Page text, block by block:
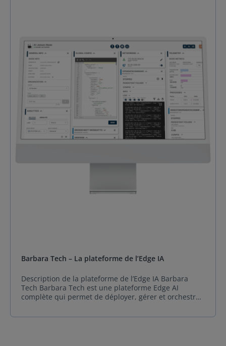
Barbara Tech – La plateforme de l’Edge IA
Description de la plateforme de l’Edge IA Barbara
Tech Barbara Tech est une plateforme Edge AI
complète qui permet de déployer, gérer et orchestrer
équipements industriels. Elle combine orchestration,